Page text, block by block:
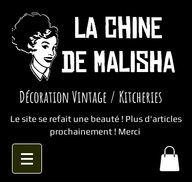
Décoration Vintage / Kitcheries
Le site se refait une beauté ! Plus d'articles
prochainement ! Merci